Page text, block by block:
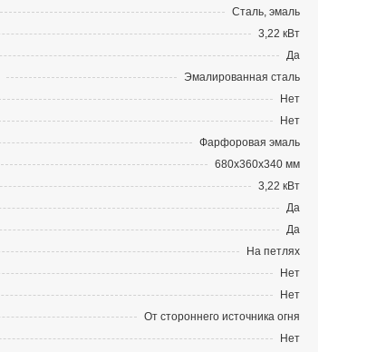
Сталь, эмаль
3,22 кВт
Да
Эмалированная сталь
Нет
Нет
Фарфоровая эмаль
680х360х340 мм
3,22 кВт
Да
Да
На петлях
Нет
Нет
От стороннего источника огня
Нет